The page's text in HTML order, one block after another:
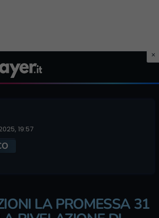
19:57
LA PROMESSA 31